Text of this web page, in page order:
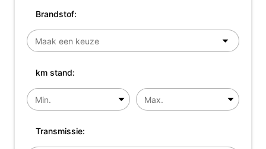
Brandstof:
km stand:
Transmissie: